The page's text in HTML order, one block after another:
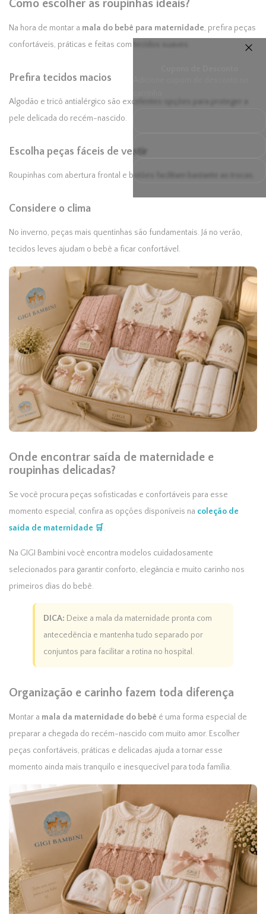
Como escolher as roupinhas ideais?
Na hora de montar a mala do bebê para maternidade, prefira peças
confortáveis, práticas e feitas com tecidos suaves.
Prefira tecidos macios
Algodão e tricô antialérgico são excelentes opções para proteger a
pele delicada do recém-nascido.
Escolha peças fáceis de vestir
Roupinhas com abertura frontal e botões facilitam bastante as trocas.
Considere o clima
No inverno, peças mais quentinhas são fundamentais. Já no verão,
tecidos leves ajudam o bebê a ficar confortável.
Onde encontrar saída de maternidade e
roupinhas delicadas?
Se você procura peças sofisticadas e confortáveis para esse
momento especial, confira as opções disponíveis na coleção de
saída de maternidade 🛒.
Na GIGI Bambini você encontra modelos cuidadosamente
selecionados para garantir conforto, elegância e muito carinho nos
primeiros dias do bebê.
DICA: Deixe a mala da maternidade pronta com
antecedência e mantenha tudo separado por
conjuntos para facilitar a rotina no hospital.
Organização e carinho fazem toda diferença
Montar a mala da maternidade do bebê é uma forma especial de
preparar a chegada do recém-nascido com muito amor. Escolher
peças confortáveis, práticas e delicadas ajuda a tornar esse
momento ainda mais tranquilo e inesquecível para toda família.